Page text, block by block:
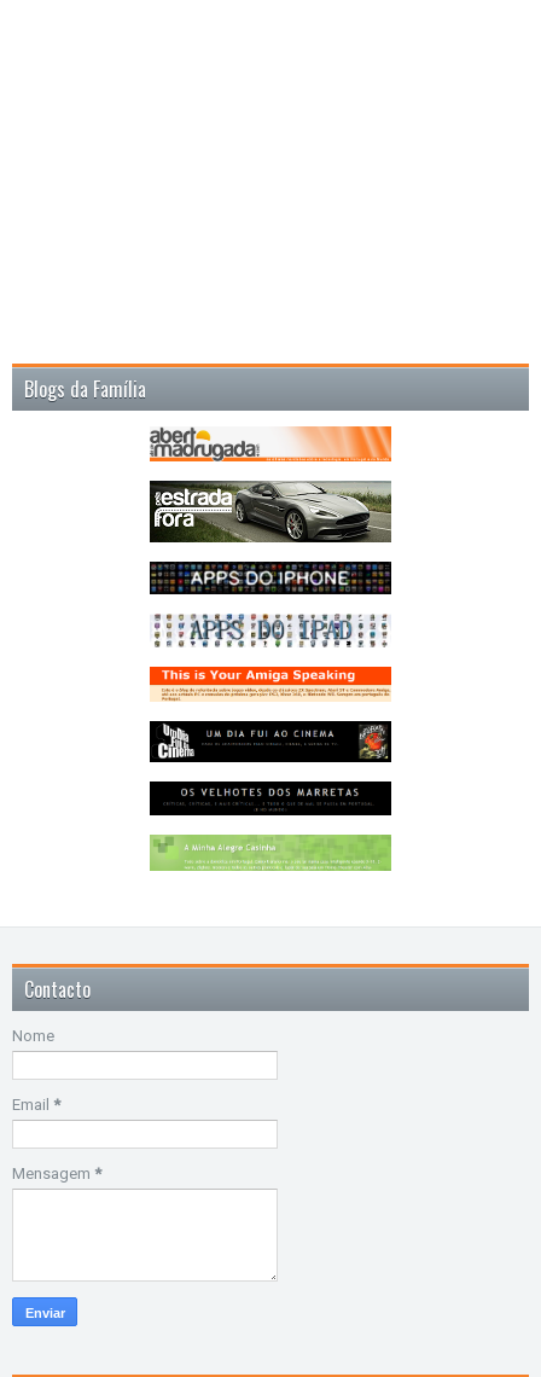
Blogs da Família
Contacto
Nome
Email *
Mensagem *